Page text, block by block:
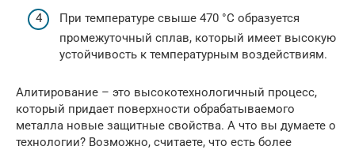
При температуре свыше 470 °C образуется
промежуточный сплав, который имеет высокую
устойчивость к температурным воздействиям.
Алитирование – это высокотехнологичный процесс,
который придает поверхности обрабатываемого
металла новые защитные свойства. А что вы думаете о
технологии? Возможно, считаете, что есть более